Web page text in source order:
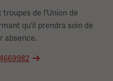
troupes de l'Union de
qu'il prendra soin de
absence.